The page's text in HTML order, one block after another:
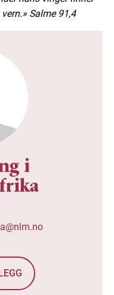
Salme 91,4
i